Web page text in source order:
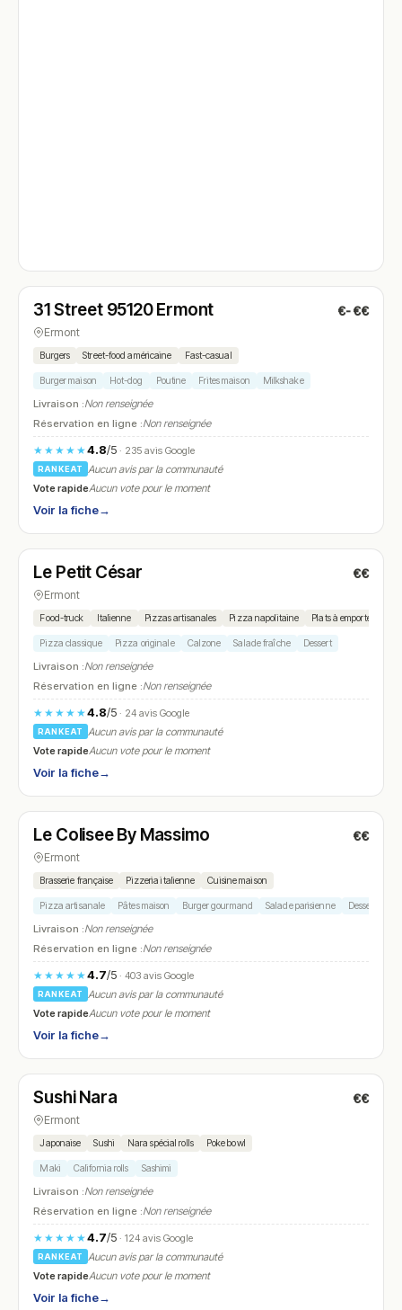
N° 4
31 Street 95120 Ermont €-€€
Ermont
Burgers Street-food américaine Fast-casual
Burger maison Hot-dog Poutine Frites maison Milkshake
Livraison :Non renseignée
Réservation en ligne :Non renseignée
★★★★★4.8/5· 235 avis Google
RANKEAT
Aucun avis par la communauté
Vote rapideAucun vote pour le moment
Voir la fiche→
N° 5
Le Petit César €€
Ermont
Food-truck Italienne Pizzas artisanales Pizza napolitaine Plats à emporter
Pizza classique Pizza originale Calzone Salade fraîche Dessert
Livraison :Non renseignée
Réservation en ligne :Non renseignée
★★★★★4.8/5· 24 avis Google
RANKEAT
Aucun avis par la communauté
Vote rapideAucun vote pour le moment
Voir la fiche→
N° 6
Le Colisee By Massimo €€
Ermont
Brasserie française Pizzeria italienne Cuisine maison
Pizza artisanale Pâtes maison Burger gourmand Salade parisienne Dessert
Livraison :Non renseignée
Réservation en ligne :Non renseignée
★★★★★4.7/5· 403 avis Google
RANKEAT
Aucun avis par la communauté
Vote rapideAucun vote pour le moment
Voir la fiche→
N° 7
Sushi Nara €€
Ermont
Japonaise Sushi Nara spécial rolls Poke bowl
Maki California rolls Sashimi
Livraison :Non renseignée
Réservation en ligne :Non renseignée
★★★★★4.7/5· 124 avis Google
RANKEAT
Aucun avis par la communauté
Vote rapideAucun vote pour le moment
Voir la fiche→